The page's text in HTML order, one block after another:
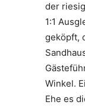
der
1:1
geköpft,
Winkel.
Ehe es